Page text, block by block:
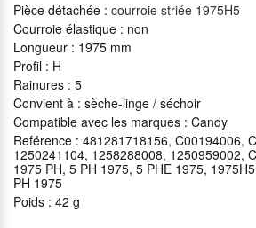
Pièce détachée : courroie striée 1975H5
Courroie élastique : non
Longueur : 1975 mm
Profil : H
Rainures : 5
Convient à : sèche-linge / séchoir
Compatible avec les marques : Candy
Reférence : 481281718156, C00194006,
1250241104, 1258288008, 1250959002,
1975 PH, 5 PH 1975, 5 PHE 1975,
PH 1975
Poids : 42 g